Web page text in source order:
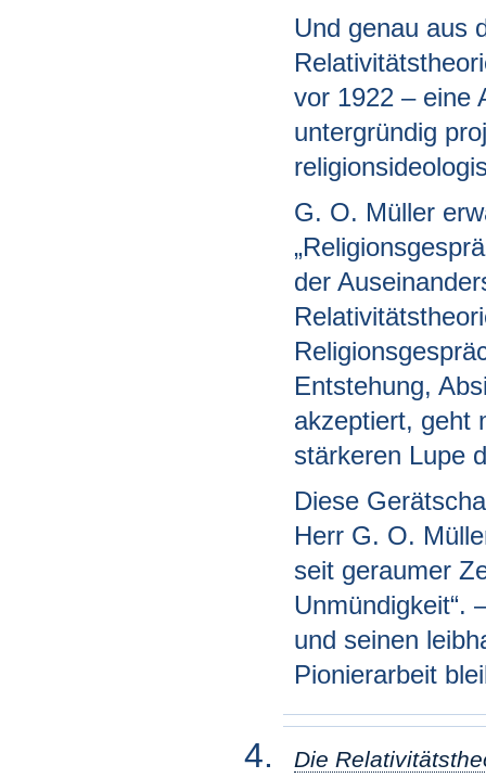
Und genau aus
vor 1922 – eine
untergründig
G. O. Müller
der
Entstehung,
akzeptiert, geht
stärkeren Lupe
Diese
Herr G. O.
seit geraumer
Unmündigkeit“.
und seinen
Pionierarbeit
Die